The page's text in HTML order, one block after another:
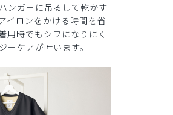
ンガーに吊るして乾かす
イロンをかける時間を省
用時でもシワになりにく
ーケアが叶います。